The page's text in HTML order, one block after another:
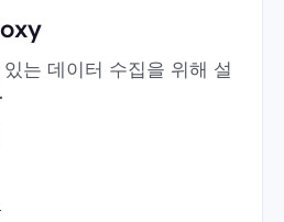
는 데이터 수집을 위해 설